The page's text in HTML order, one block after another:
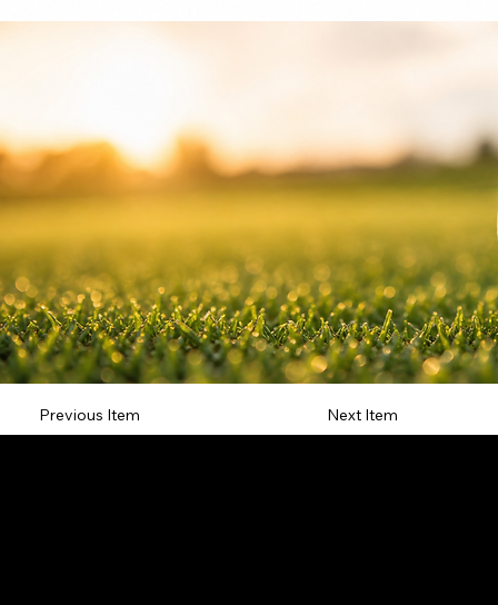
Previous Item Next Item